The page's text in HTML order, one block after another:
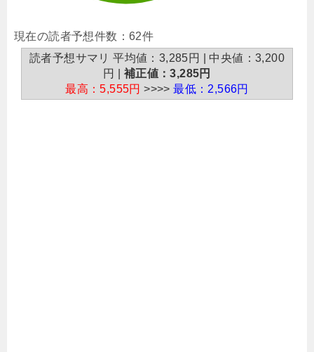
現在の読者予想件数：62件
読者予想サマリ 平均値：3,285円 | 中央値：3,200
円 | 補正値：3,285円
最高：5,555円 >>>>最低：2,566円